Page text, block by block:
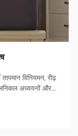
विनियमन, रीढ़
अध्ययनों और